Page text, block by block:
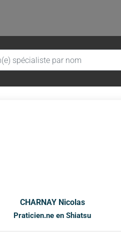
par nom
CHARNAY Nicolas
Praticien.ne en Shiatsu